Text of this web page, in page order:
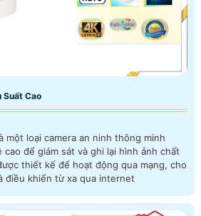
Suất Cao
một loại camera an ninh thông minh
để giám sát và ghi lại hình ảnh chất
điều khiển từ xa qua internet